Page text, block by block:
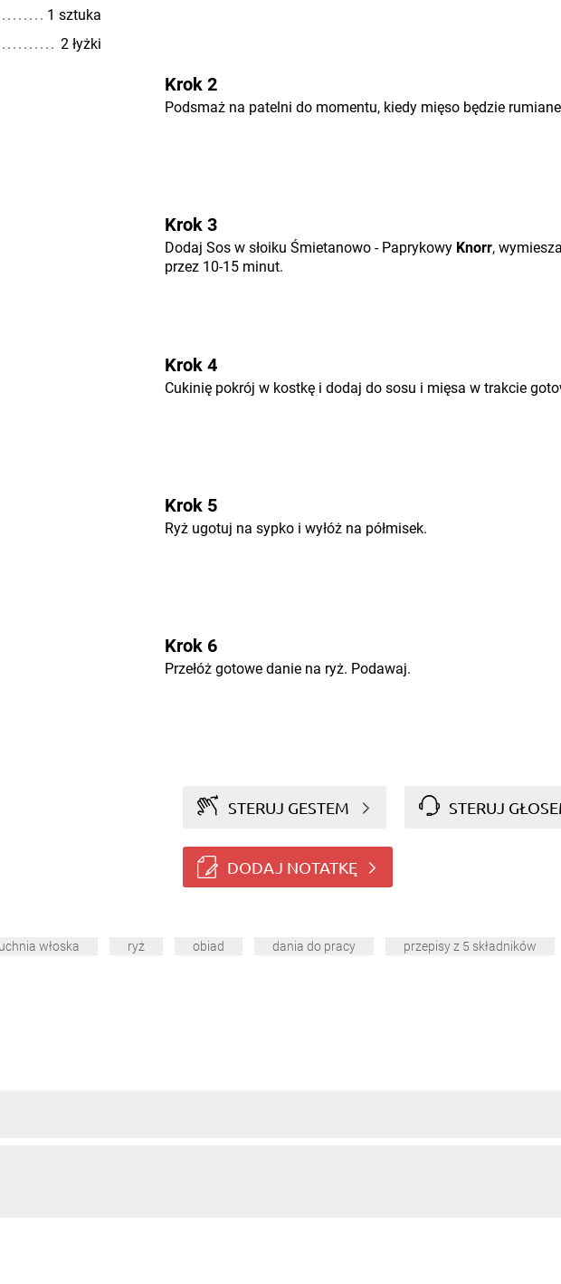
1 sztuka
2 łyżki
Krok 2
Podsmaż na patelni do momentu, kiedy mięso będzie
Krok 3
Dodaj Sos w słoiku Śmietanowo - Paprykowy Knorr,
przez 10-15 minut.
Krok 4
Cukinię pokrój w kostkę i dodaj do sosu i mięsa w trakcie
Krok 5
Ryż ugotuj na sypko i wyłóż na półmisek.
Krok 6
Przełóż gotowe danie na ryż. Podawaj.
STERUJ GESTEM STERUJ
DODAJ NOTATKĘ
włoska ryż obiad dania do pracy przepisy z 5 składników